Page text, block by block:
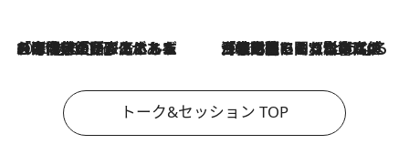
2026.8.3
「今後値上げがあるとすれば…」「リスクがあるのは今年の冬」エネルギー専門家が語る、ホルムズ海峡封鎖が家庭にもたらす“ある心配” 2026.8.3
「住宅建てられない…」「サーチャージ料の高値が続いている」ホルムズ海峡封鎖による影響はいつまで続く？《エネルギー専門家に聞く“どうなる日本の暮らし”》
トーク&セッション TOP